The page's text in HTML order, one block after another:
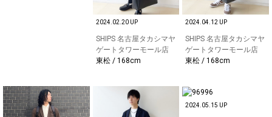
2024.02.20 UP
SHIPS 名古屋タカシマヤ
ゲートタワーモール店
東松 / 168cm
2024.04.12 UP
SHIPS 名古屋タカシマヤ
ゲートタワーモール店
東松 / 168cm
2024.05.15 UP